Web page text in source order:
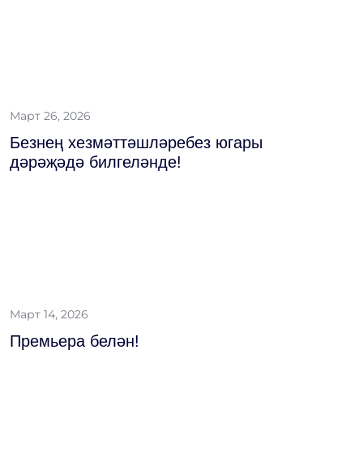
Март 26, 2026
Безнең хезмәттәшләребез югары
дәрәҗәдә билгеләнде!
Март 14, 2026
Премьера белән!